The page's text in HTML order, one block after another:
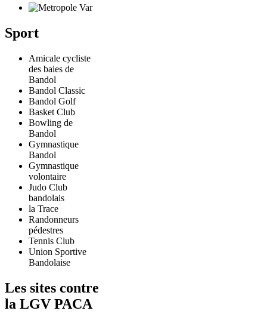
Sport
Amicale cycliste
des baies de
Bandol
Bandol Classic
Bandol Golf
Basket Club
Bowling de
Bandol
Gymnastique
Bandol
Gymnastique
volontaire
Judo Club
bandolais
la Trace
Randonneurs
pédestres
Tennis Club
Union Sportive
Bandolaise
Les sites contre
la LGV PACA